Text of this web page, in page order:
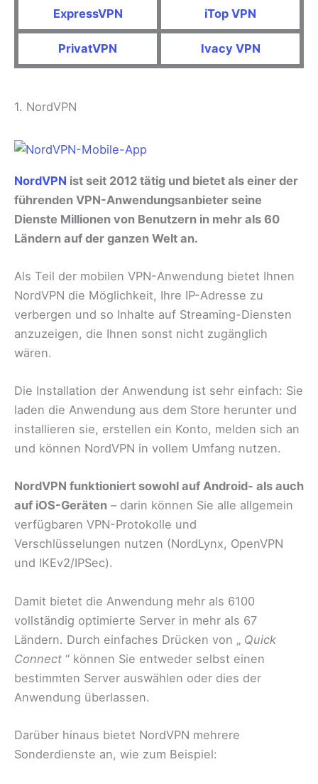
ExpressVPN iTop VPN
PrivatVPN Ivacy VPN
1. NordVPN
NordVPN ist seit 2012 tätig und bietet als einer der
führenden VPN-Anwendungsanbieter seine
Dienste Millionen von Benutzern in mehr als 60
Ländern auf der ganzen Welt an.
Als Teil der mobilen VPN-Anwendung bietet Ihnen
NordVPN die Möglichkeit, Ihre IP-Adresse zu
verbergen und so Inhalte auf Streaming-Diensten
anzuzeigen, die Ihnen sonst nicht zugänglich
wären.
Die Installation der Anwendung ist sehr einfach: Sie
laden die Anwendung aus dem Store herunter und
installieren sie, erstellen ein Konto, melden sich an
und können NordVPN in vollem Umfang nutzen.
NordVPN funktioniert sowohl auf Android- als auch
auf iOS-Geräten – darin können Sie alle allgemein
verfügbaren VPN-Protokolle und
Verschlüsselungen nutzen (NordLynx, OpenVPN
und IKEv2/IPSec).
Damit bietet die Anwendung mehr als 6100
vollständig optimierte Server in mehr als 67
Ländern. Durch einfaches Drücken von „ Quick
Connect “ können Sie entweder selbst einen
bestimmten Server auswählen oder dies der
Anwendung überlassen.
Darüber hinaus bietet NordVPN mehrere
Sonderdienste an, wie zum Beispiel: